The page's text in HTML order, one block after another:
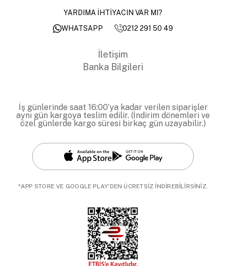
YARDIMA İHTİYACIN VAR MI?
WHATSAPP
0212 291 50 49
İletişim
Banka Bilgileri
İş günlerinde saat 16:00’ya kadar verilen siparişler
aynı gün kargoya teslim edilir. (İndirim dönemleri ve
özel günlerde kargo süresi birkaç gün uzayabilir.)
*APP STORE VE GOOGLE PLAY'DEN ÜCRETSİZ İNDİREBİLİRSİNİZ.